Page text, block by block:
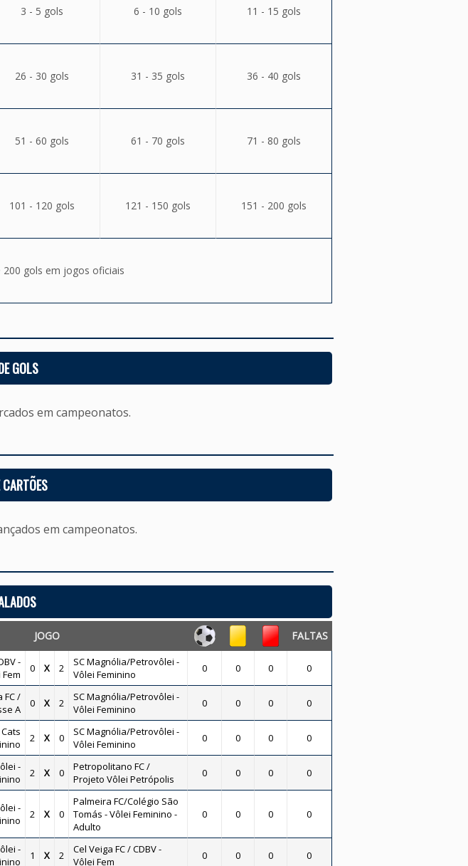
3 - 5 gols 6 - 10 gols 11 - 15 gols
26 - 30 gols 31 - 35 gols 36 - 40 gols
51 - 60 gols 61 - 70 gols 71 - 80 gols
101 - 120 gols 121 - 150 gols 151 - 200 gols
200 gols em jogos oficiais
GOLS
em campeonatos.
em campeonatos.
JOGO FALTAS
-
0 X 2
SC Magnólia/Petrovôlei -
Vôlei Feminino
0 0 0 0
FC /
A
0 X 2
SC Magnólia/Petrovôlei -
Vôlei Feminino
0 0 0 0
2 X 0
SC Magnólia/Petrovôlei -
Vôlei Feminino
0 0 0 0
-
2 X 0
Petropolitano FC /
Projeto Vôlei Petrópolis
0 0 0 0
-
2 X 0
Palmeira FC/Colégio São
Tomás - Vôlei Feminino -
Adulto
0 0 0 0
-
1 X 2
Cel Veiga FC / CDBV -
Vôlei Fem
0 0 0 0